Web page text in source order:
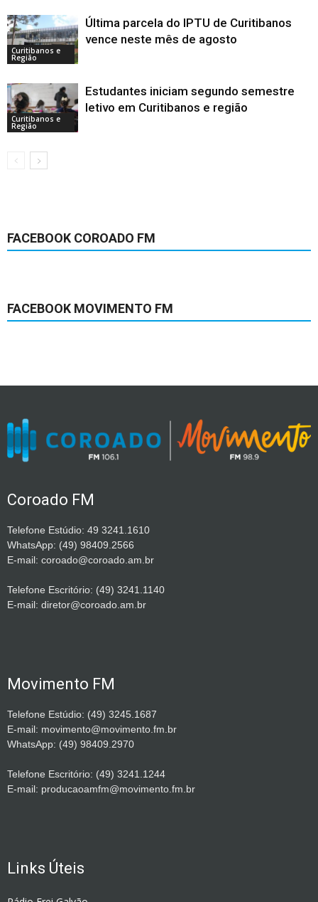
Curitibanos e
Região
Última parcela do IPTU de Curitibanos
vence neste mês de agosto
Curitibanos e
Região
Estudantes iniciam segundo semestre
letivo em Curitibanos e região
FACEBOOK COROADO FM
FACEBOOK MOVIMENTO FM
Coroado FM
Telefone Estúdio: 49 3241.1610
WhatsApp: (49) 98409.2566
E-mail: coroado@coroado.am.br
Telefone Escritório: (49) 3241.1140
E-mail: diretor@coroado.am.br
Movimento FM
Telefone Estúdio: (49) 3245.1687
E-mail: movimento@movimento.fm.br
WhatsApp: (49) 98409.2970
Telefone Escritório: (49) 3241.1244
E-mail: producaoamfm@movimento.fm.br
Links Úteis